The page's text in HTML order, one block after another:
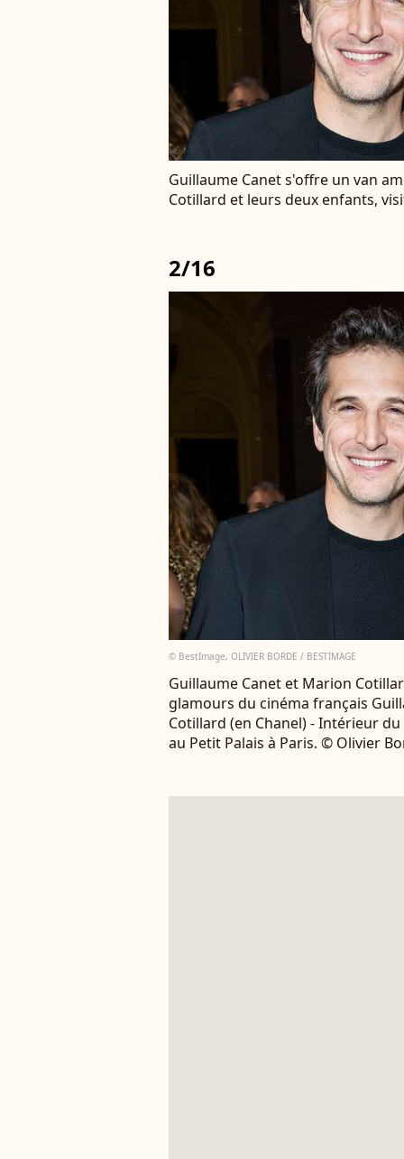
Guillaume Canet s'offre un van
Cotillard et leurs deux enfants,
2/16
© BestImage, OLIVIER BORDE / BESTIMAGE
Guillaume Canet et Marion
glamours du cinéma français
Cotillard (en Chanel) - Intérieur
au Petit Palais à Paris. © Olivier